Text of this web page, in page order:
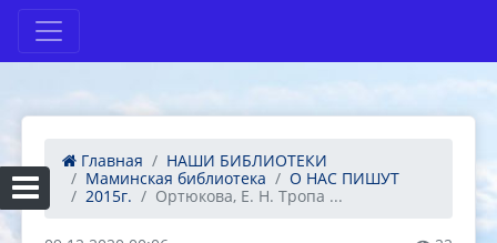
Главная
НАШИ БИБЛИОТЕКИ
Маминская библиотека
О НАС ПИШУТ
2015г.
Ортюкова, Е. Н. Тропа ...